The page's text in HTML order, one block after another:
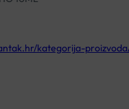
kategorija-